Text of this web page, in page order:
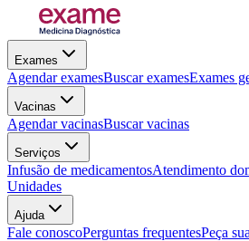
Exames
Agendar examesBuscar examesExames
Vacinas
Agendar vacinasBuscar vacinas
Serviços
Infusão de medicamentosAtendimento
Unidades
Ajuda
Fale conoscoPerguntas frequentesPeça